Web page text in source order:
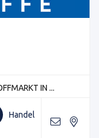
IN ...
Handel